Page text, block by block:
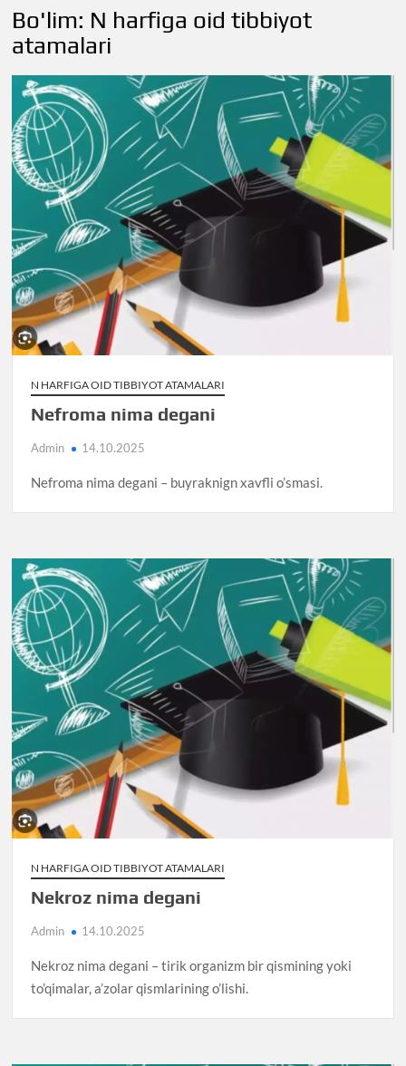
Bo'lim: N harfiga oid tibbiyot
atamalari
N HARFIGA OID TIBBIYOT ATAMALARI
Nefroma nima degani
Admin 14.10.2025
Nefroma nima degani – buyraknign xavfli o’smasi.
N HARFIGA OID TIBBIYOT ATAMALARI
Nekroz nima degani
Admin 14.10.2025
Nekroz nima degani – tirik organizm bir qismining yoki
to’qimalar, a’zolar qismlarining o’lishi.